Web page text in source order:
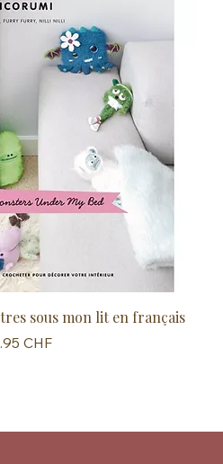
sous mon lit en français
CHF